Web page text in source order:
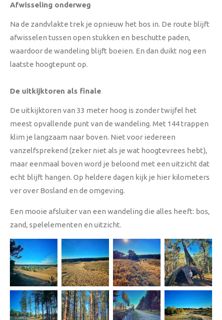
Afwisseling onderweg
Na de zandvlakte trek je opnieuw het bos in. De route blijft
afwisselen tussen open stukken en beschutte paden,
waardoor de wandeling blijft boeien. En dan duikt nog een
laatste hoogtepunt op.
De uitkijktoren als finale
De uitkijktoren van 33 meter hoog is zonder twijfel het
meest opvallende punt van de wandeling. Met 144 trappen
klim je langzaam naar boven. Niet voor iedereen
vanzelfsprekend (zeker niet als je wat hoogtevrees hebt),
maar eenmaal boven word je beloond met een uitzicht dat
echt blijft hangen. Op heldere dagen kijk je hier kilometers
ver over Bosland en de omgeving.
Een mooie afsluiter van een wandeling die alles heeft: bos,
zand, spelelementen en uitzicht.